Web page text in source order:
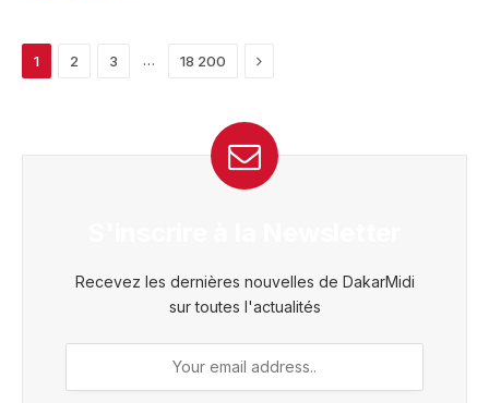
1 2 3 … 18 200 Next
Recevez les dernières nouvelles de DakarMidi
sur toutes l'actualités